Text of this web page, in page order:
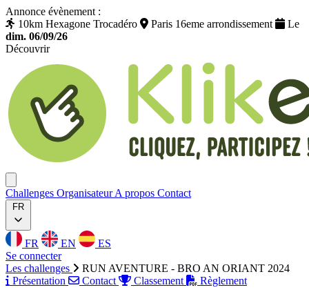
Annonce évènement :
10km Hexagone Trocadéro
Paris 16eme arrondissement
Le
dim. 06/09/26
Découvrir
Challenges OrganisateurA propos Contact
FR
FR EN
ES
Se connecter
Les challenges
RUN AVENTURE - BRO AN ORIANT 2024
Présentation
Contact Classement Règlement